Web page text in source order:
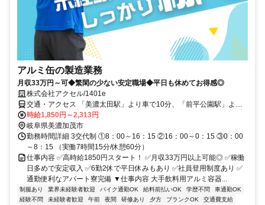
アルミ缶の製造業務
月収33万円～可◆繁閑の少ない安定職場◆平日も休めてお得感◎
株式会社アクセル/1401e
交通・アクセス 「美濃太田駅」より車で10分、「前平公園駅」より
車で2分 ◎車・バイク通勤が便利です。
時給1,850円～2,313円
岐阜県美濃加茂市
勤務時間詳細 3交代制 ①8：00～16：15 ②16：00～0：15 ③0：00
～8：15 （実働7時間15分/休憩60分）
仕事内容 ✅高時給1850円スタート！ ✅月収33万円以上可能◎ ✅稼働
日多めで安定収入 ✅6勤2休で平日休みもあり ✅社員登用制度あり ✅
通勤便利なアパート寮完備 ▼仕事内容 大手飲料用アルミ容器...
制服あり 業界未経験者歓迎 バイク通勤OK 給料前払いOK 学歴不問
車通勤OK
経験不問
未経験者歓迎 午前 夜間 研修あり 夕方 ブランクOK
交通費支給